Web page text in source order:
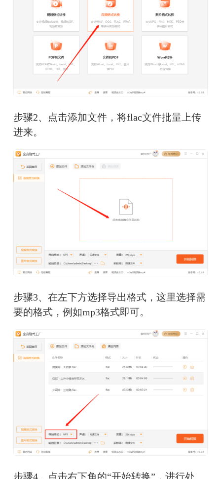
步骤2、点击添加文件，将flac文件批量上传
进来。
步骤3、在左下方选择导出格式，这里选择需
要的格式，例如mp3格式即可。
步骤4、点击右下角的“开始转换”，进行处